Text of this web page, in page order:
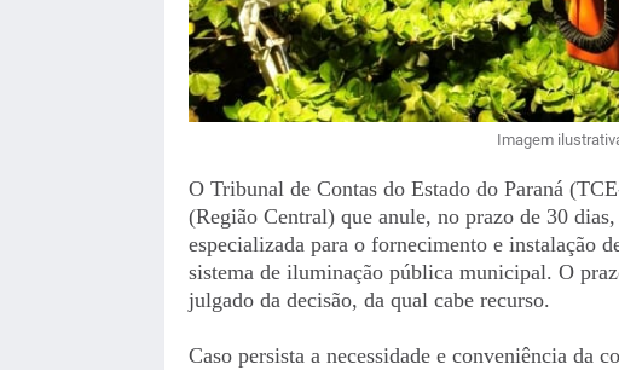
Imagem
O Tribunal de Contas do Estado do Paraná
(Região Central) que anule, no prazo de 30
especializada para o fornecimento e instalação
sistema de iluminação pública municipal. O
julgado da decisão, da qual cabe recurso.
Caso persista a necessidade e conveniência da